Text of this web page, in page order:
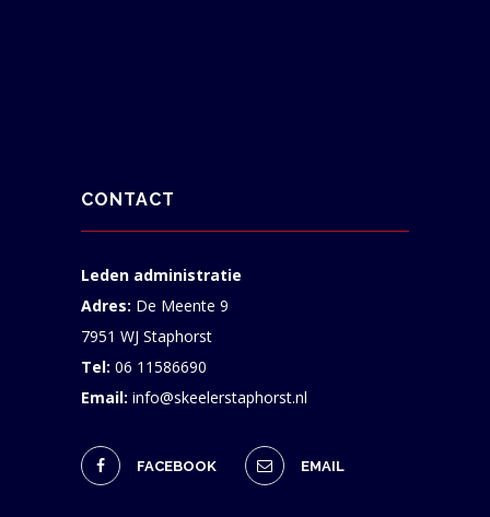
CONTACT
Leden administratie
Adres: De Meente 9
7951 WJ Staphorst
Tel: 06 11586690
Email: info@skeelerstaphorst.nl
FACEBOOK EMAIL